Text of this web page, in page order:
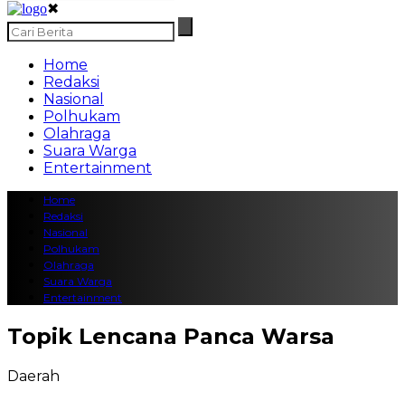
✖
Home
Redaksi
Nasional
Polhukam
Olahraga
Suara Warga
Entertainment
Home
Redaksi
Nasional
Polhukam
Olahraga
Suara Warga
Entertainment
Topik Lencana Panca Warsa
Daerah